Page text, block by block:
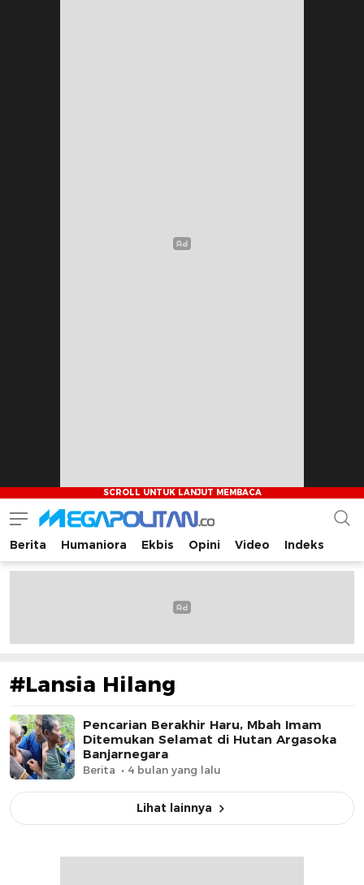
Megapolitan.co
Menyajikan berita-berita fakta bagi pembaca
Berita Humaniora Ekbis Opini Video Indeks
#Lansia Hilang
Pencarian Berakhir Haru, Mbah Imam
Ditemukan Selamat di Hutan Argasoka
Banjarnegara
Berita 4 bulan yang lalu
Lihat lainnya